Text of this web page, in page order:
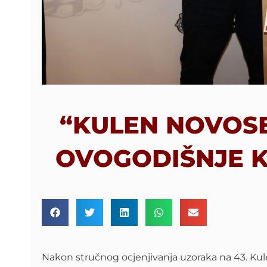
“KULEN
OVOGODIŠNJE
Nakon stručnog ocjenjivanja uzoraka na 43.